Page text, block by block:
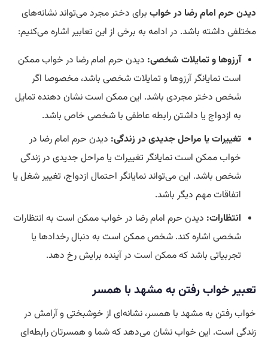
دیدن حرم امام رضا در خواب برای دختر مجرد می‌تواند نشانه‌های
مختلفی داشته باشد. در ادامه به برخی از این تعابیر اشاره می‌کنیم:
آرزوها و تمایلات شخصی: دیدن حرم امام رضا در خواب ممکن
است نمایانگر آرزوها و تمایلات شخصی باشد، مخصوصا اگر
شخص دختر مجردی باشد. این ممکن است نشان دهنده تمایل
به ازدواج یا داشتن رابطه عاطفی با شخصی خاص باشد.
تغییرات یا مراحل جدیدی در زندگی: دیدن حرم امام رضا در
خواب ممکن است نمایانگر تغییرات یا مراحل جدیدی در زندگی
شخص باشد. این می‌تواند نمایانگر احتمال ازدواج، تغییر شغل یا
اتفاقات مهم دیگر باشد.
انتظارات: دیدن حرم امام رضا در خواب ممکن است به انتظارات
شخصی اشاره کند. شخص ممکن است به دنبال رخدادها یا
تجربیاتی باشد که ممکن است در آینده برایش رخ دهد.
تعبیر خواب رفتن به مشهد با همسر
خواب رفتن به مشهد با همسر، نشانه‌ای از خوشبختی و آرامش در
زندگی است. این خواب نشان می‌دهد که شما و همسرتان رابطه‌ای